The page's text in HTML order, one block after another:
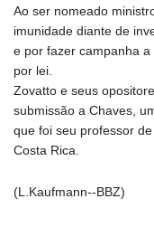
Ao ser nomeado
imunidade diante de
e por fazer campanha
por lei.
Zovatto e seus
submissão a Chaves,
que foi seu professor
Costa Rica.
(L.Kaufmann--BBZ)